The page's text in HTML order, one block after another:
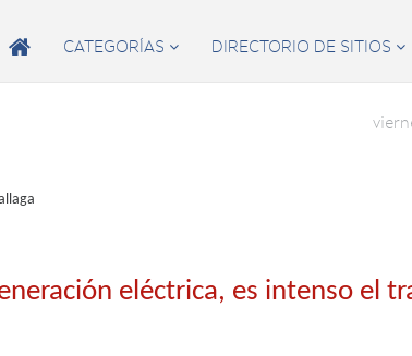
 CATEGORÍAS  DIRECTORIO DE SITIOS 
eléctrica, es intenso el